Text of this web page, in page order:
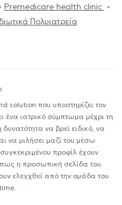
Premedicare health clinic
Πολυιατρεία
solution που υποστηρίζει τον
ένα ιατρικό σύμπτωμα μέχρι τη
δυνατότητα να βρεί ειδικό, να
να μιλήσει μαζί του μέσω
προφίλ έχουν
η προσωπική σελίδα του
ελεγχθεί από την ομάδα του